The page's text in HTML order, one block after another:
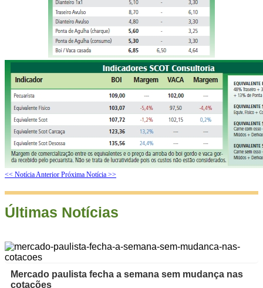
<< Notícia Anterior Próxima Notícia >>
Últimas Notícias
Mercado paulista fecha a semana sem mudança nas
cotações